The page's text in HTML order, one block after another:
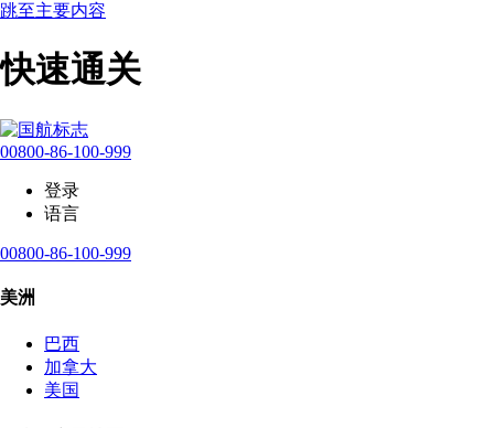
跳至主要内容
快速通关
00800-86-100-999
登录
语言
00800-86-100-999
美洲
巴西
加拿大
美国